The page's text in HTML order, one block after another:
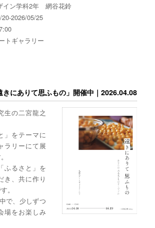
イン学科2年 網谷花鈴
2026/05/25
トギャラリー
きにありて思ふもの」開催中｜2026.04.08
生の二宮龍之
」をテーマに
ラリーにて展
ふるさと」を
き、共に作り
。
で、少しずつ
場をお楽しみ